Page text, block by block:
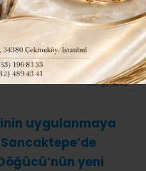
1938 Yerel Haberler
ABONE OL
uygulanmaya
yeni